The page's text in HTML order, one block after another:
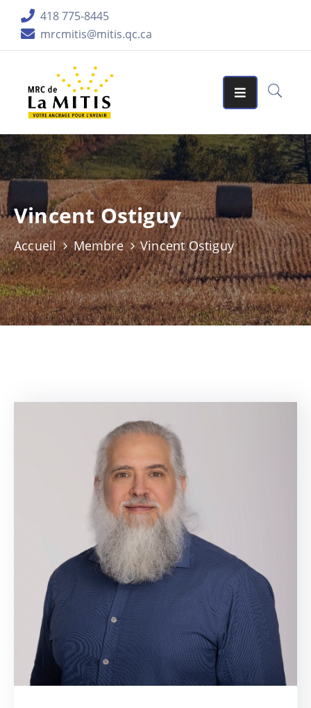
418 775-8445
mrcmitis@mitis.qc.ca
SERVICES
GRAPHIQUES
AIDES
FINANCIÈRES
PUBLICATIONS
LA
RÉGION
ACCUEIL
Vincent Ostiguy
Accueil Membre Vincent Ostiguy